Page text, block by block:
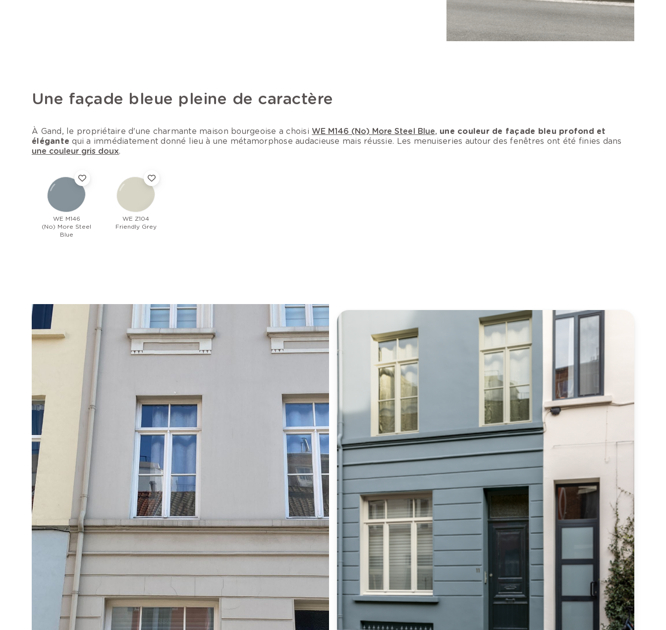
Une façade bleue pleine de caractère
À Gand, le propriétaire d'une charmante maison bourgeoise a choisi WE M146 (No) More Steel Blue, une couleur de façade bleu profond et
élégante qui a immédiatement donné lieu à une métamorphose audacieuse mais réussie. Les menuiseries autour des fenêtres ont été finies dans
une couleur gris doux.
WE M146
(No) More Steel
Blue
WE Z104
Friendly Grey